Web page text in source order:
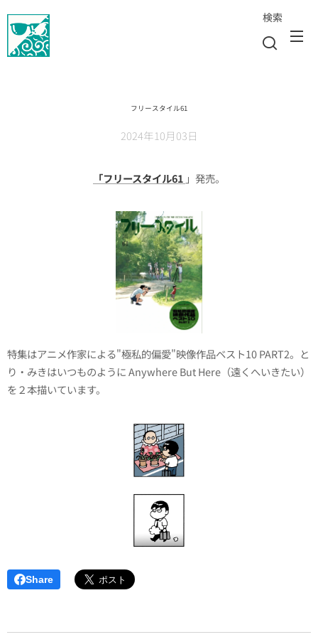
検索
フリースタイル61
2024年10月03日
「フリースタイル61 」発売。
特集はアニメ作家による"極私的偏愛"映像作品ベスト10 PART2。と
り・みきはいつものように Anywhere But Here（遠くへいきたい）
を２本描いています。
Share